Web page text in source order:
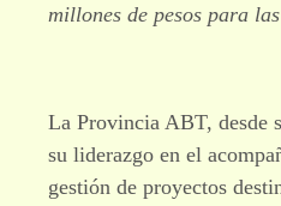
millones de pesos para
La Provincia ABT, desde
su liderazgo en el
gestión de proyectos